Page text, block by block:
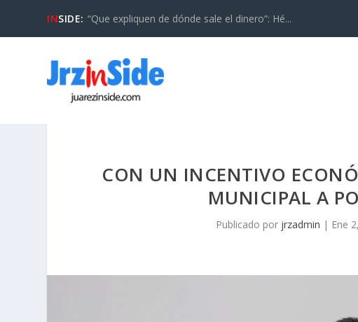
INSIDE: “Que expliquen de dónde sale el dinero”: Hé...
CON UN INCENTIVO
MUNICIPAL A
Publicado por jrzadmin | Ene